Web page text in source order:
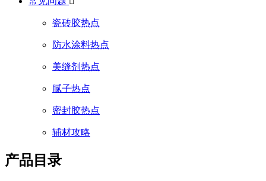
瓷砖胶热点
防水涂料热点
美缝剂热点
腻子热点
密封胶热点
辅材攻略
产品目录